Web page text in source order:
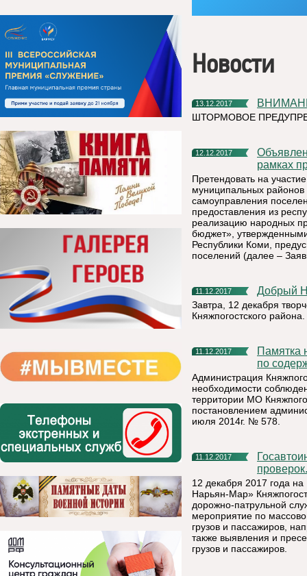
Новости
13.12.2017
ШТОРМОВОЕ
12.12.2017
Объявление о проведении отбора народных проектов в
рамках
Претендовать на
муниципальных районов
самоуправления
предоставления из
реализацию народных
бюджет»,
Республики Коми,
поселений (далее –
11.12.2017 Добрый
Завтра, 12 декабря
Княжпогостского района.
11.12.2017
Памятка населению Княжпогостского муниципального района
по
Администрация
необходимости
территории МО
постановлением
июля 2014г. № 578.
11.12.2017
Госавтоинспекторы проверят водителей во время массовых
проверок.
12 декабря 2017 года
Нарьян-Мар»
дорожно-патрульной
мероприятие по
грузов и пассажиров,
также выявления и
грузов и пассажиров.